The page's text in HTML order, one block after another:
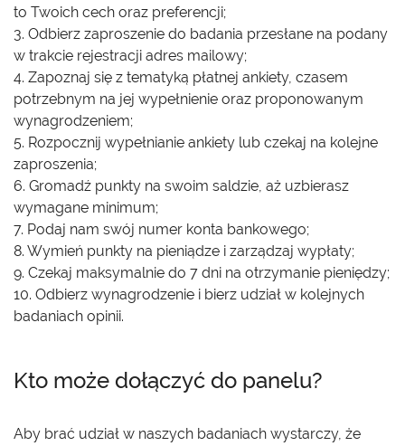
to Twoich cech oraz preferencji;
3. Odbierz zaproszenie do badania przesłane na podany
w trakcie rejestracji adres mailowy;
4. Zapoznaj się z tematyką płatnej ankiety, czasem
potrzebnym na jej wypełnienie oraz proponowanym
wynagrodzeniem;
5. Rozpocznij wypełnianie ankiety lub czekaj na kolejne
zaproszenia;
6. Gromadź punkty na swoim saldzie, aż uzbierasz
wymagane minimum;
7. Podaj nam swój numer konta bankowego;
8. Wymień punkty na pieniądze i zarządzaj wypłaty;
9. Czekaj maksymalnie do 7 dni na otrzymanie pieniędzy;
10. Odbierz wynagrodzenie i bierz udział w kolejnych
badaniach opinii.
Kto może dołączyć do panelu?
Aby brać udział w naszych badaniach wystarczy, że